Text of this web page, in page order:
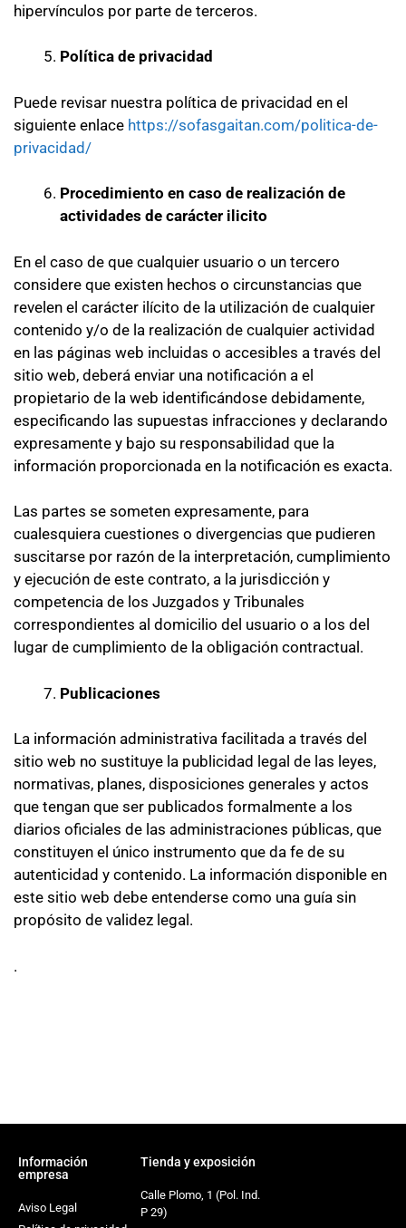
hipervínculos por parte de terceros.
Política de privacidad
Puede revisar nuestra política de privacidad en el
siguiente enlace https://sofasgaitan.com/politica-de-
privacidad/
Procedimiento en caso de realización de
actividades de carácter ilicito
En el caso de que cualquier usuario o un tercero
considere que existen hechos o circunstancias que
revelen el carácter ilícito de la utilización de cualquier
contenido y/o de la realización de cualquier actividad
en las páginas web incluidas o accesibles a través del
sitio web, deberá enviar una notificación a el
propietario de la web identificándose debidamente,
especificando las supuestas infracciones y declarando
expresamente y bajo su responsabilidad que la
información proporcionada en la notificación es exacta.
Las partes se someten expresamente, para
cualesquiera cuestiones o divergencias que pudieren
suscitarse por razón de la interpretación, cumplimiento
y ejecución de este contrato, a la jurisdicción y
competencia de los Juzgados y Tribunales
correspondientes al domicilio del usuario o a los del
lugar de cumplimiento de la obligación contractual.
Publicaciones
La información administrativa facilitada a través del
sitio web no sustituye la publicidad legal de las leyes,
normativas, planes, disposiciones generales y actos
que tengan que ser publicados formalmente a los
diarios oficiales de las administraciones públicas, que
constituyen el único instrumento que da fe de su
autenticidad y contenido. La información disponible en
este sitio web debe entenderse como una guía sin
propósito de validez legal.
.
Información
empresa
Aviso Legal
Tienda y exposición
Calle Plomo, 1 (Pol. Ind.
P 29)